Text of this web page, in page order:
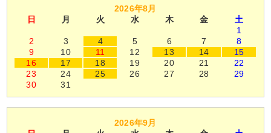
2026年8月
日
月 火 水 木 金
土
1
2
3 4 5 6 7
8
9
10 11 12 13 14
15
16
17 18 19 20 21
22
23
24 25 26 27 28
29
30
31
2026年9月